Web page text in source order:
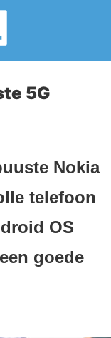
5G
Nokia
telefoon
OS
goede